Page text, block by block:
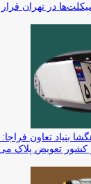
در تهران
بنیاد تعاون فراجا:
کشور تعویض پلاک